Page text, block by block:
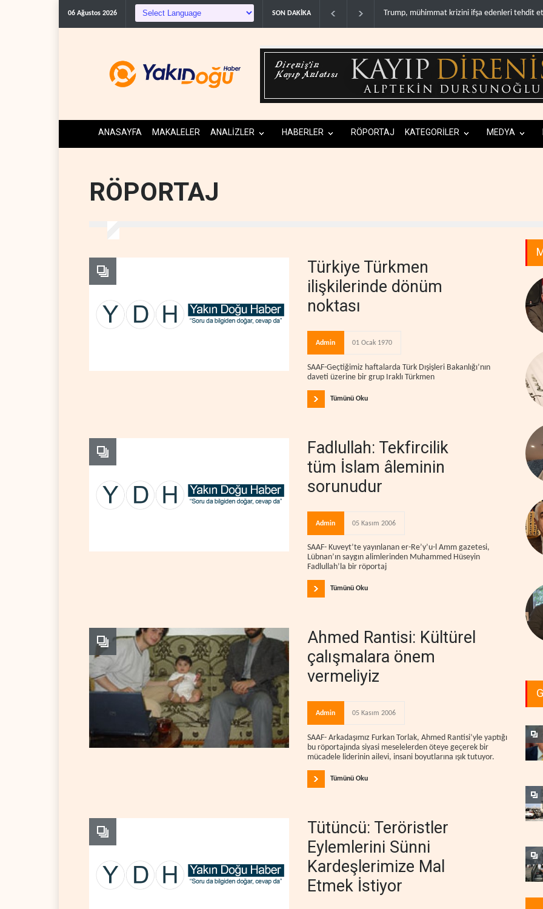
06 Ağustos 2026 SON DAKİKA
Trump, mühimmat krizini ifşa edenleri tehdit etti.. Demokratlar: Trump Batı Şeria'da işgalci
ANASAYFA MAKALELER ANALİZLER HABERLER RÖPORTAJ KATEGORİLER MEDYA
RÖPORTAJ
Türkiye Türkmen
ilişkilerinde dönüm
noktası
Admin 01 Ocak 1970
SAAF-Geçtiğimiz haftalarda Türk Dışişleri Bakanlığı’nın
daveti üzerine bir grup Iraklı Türkmen
Tümünü Oku
Fadlullah: Tekfircilik
tüm İslam âleminin
sorunudur
Admin 05 Kasım 2006
SAAF- Kuveyt’te yayınlanan er-Re’y’u-l Amm gazetesi,
Lübnan’ın saygın alimlerinden Muhammed Hüseyin
Fadlullah’la bir röportaj
Tümünü Oku
Ahmed Rantisi: Kültürel
çalışmalara önem
vermeliyiz
Admin 05 Kasım 2006
SAAF- Arkadaşımız Furkan Torlak, Ahmed Rantisi’yle yaptığı
bu röportajında siyasi meselelerden öteye geçerek bir
mücadele liderinin ailevi, insani boyutlarına ışık tutuyor.
Tümünü Oku
Tütüncü: Teröristler
Eylemlerini Sünni
Kardeşlerimize Mal
Etmek İstiyor